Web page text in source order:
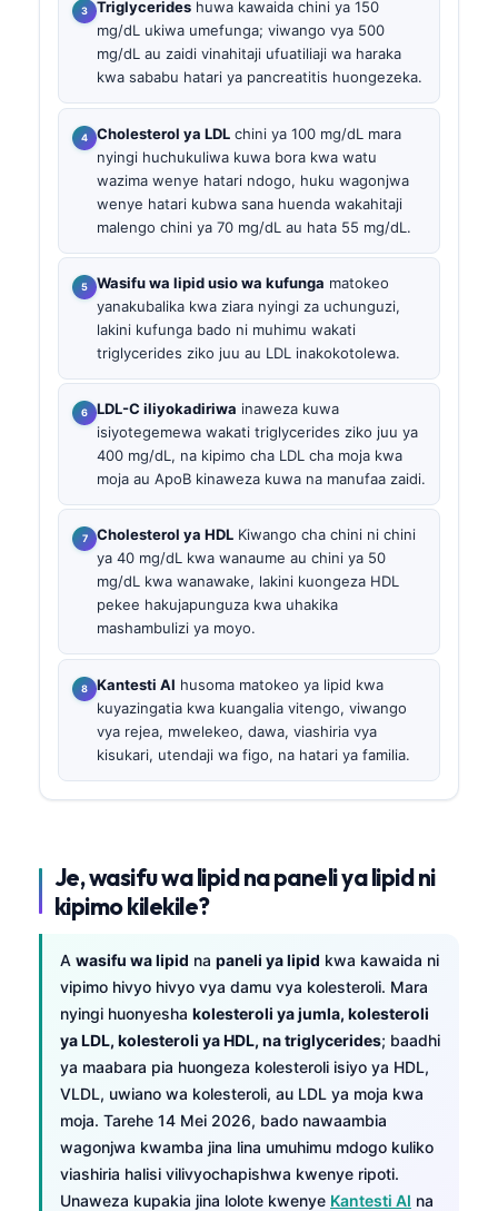
Triglycerides huwa kawaida chini ya 150
mg/dL ukiwa umefunga; viwango vya 500
mg/dL au zaidi vinahitaji ufuatiliaji wa haraka
kwa sababu hatari ya pancreatitis huongezeka.
Cholesterol ya LDL chini ya 100 mg/dL mara
nyingi huchukuliwa kuwa bora kwa watu
wazima wenye hatari ndogo, huku wagonjwa
wenye hatari kubwa sana huenda wakahitaji
malengo chini ya 70 mg/dL au hata 55 mg/dL.
Wasifu wa lipid usio wa kufunga matokeo
yanakubalika kwa ziara nyingi za uchunguzi,
lakini kufunga bado ni muhimu wakati
triglycerides ziko juu au LDL inakokotolewa.
LDL-C iliyokadiriwa inaweza kuwa
isiyotegemewa wakati triglycerides ziko juu ya
400 mg/dL, na kipimo cha LDL cha moja kwa
moja au ApoB kinaweza kuwa na manufaa zaidi.
Cholesterol ya HDL Kiwango cha chini ni chini
ya 40 mg/dL kwa wanaume au chini ya 50
mg/dL kwa wanawake, lakini kuongeza HDL
pekee hakujapunguza kwa uhakika
mashambulizi ya moyo.
Kantesti AI husoma matokeo ya lipid kwa
kuyazingatia kwa kuangalia vitengo, viwango
vya rejea, mwelekeo, dawa, viashiria vya
kisukari, utendaji wa figo, na hatari ya familia.
Je, wasifu wa lipid na paneli ya lipid ni
kipimo kilekile?
A wasifu wa lipid na paneli ya lipid kwa kawaida ni
vipimo hivyo hivyo vya damu vya kolesteroli. Mara
nyingi huonyesha kolesteroli ya jumla, kolesteroli
ya LDL, kolesteroli ya HDL, na triglycerides; baadhi
ya maabara pia huongeza kolesteroli isiyo ya HDL,
VLDL, uwiano wa kolesteroli, au LDL ya moja kwa
moja. Tarehe 14 Mei 2026, bado nawaambia
wagonjwa kwamba jina lina umuhimu mdogo kuliko
viashiria halisi vilivyochapishwa kwenye ripoti.
Unaweza kupakia jina lolote kwenye Kantesti AI na